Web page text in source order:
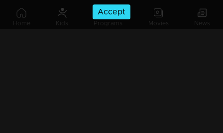
Home Kids Programs Movies News
Accept